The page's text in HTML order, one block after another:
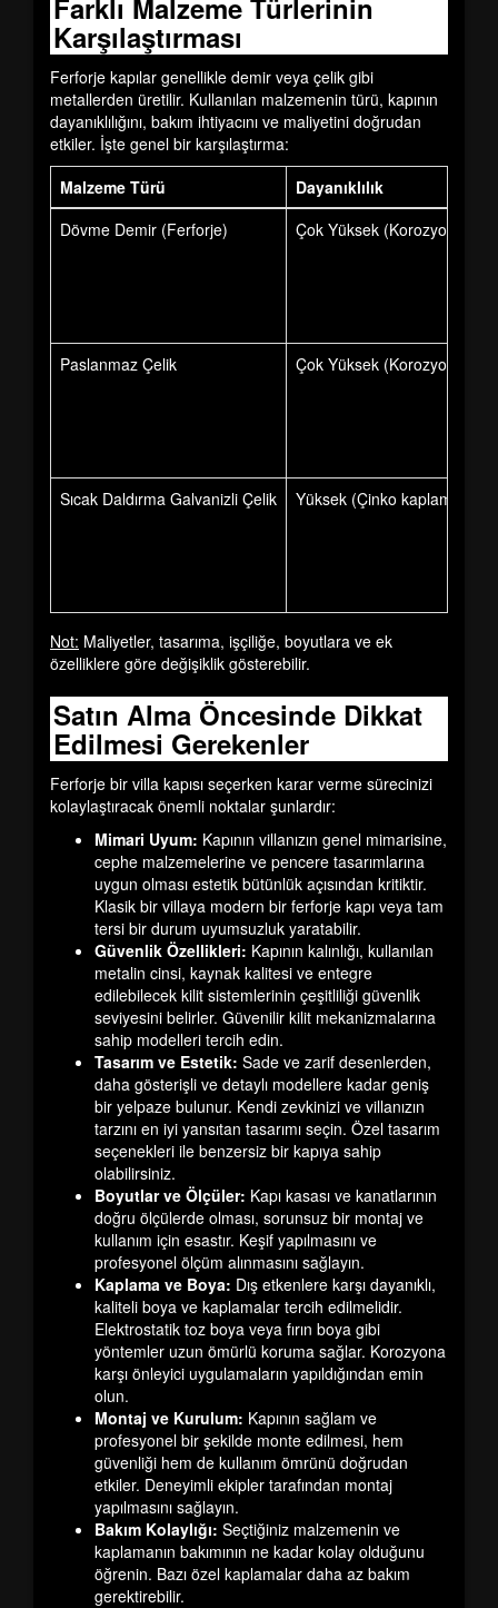
Farklı Malzeme Türlerinin
Karşılaştırması
Ferforje kapılar genellikle demir veya çelik gibi
metallerden üretilir. Kullanılan malzemenin türü, kapının
dayanıklılığını, bakım ihtiyacını ve maliyetini doğrudan
etkiler. İşte genel bir karşılaştırma:
Malzeme Türü
Dayanıklılık
Dövme Demir (Ferforje)
Çok Yüksek (Korozyona
Paslanmaz Çelik Çok Yüksek (Korozyona
Sıcak Daldırma Galvanizli Çelik Yüksek (Çinko kaplama
Not: Maliyetler, tasarıma, işçiliğe, boyutlara ve ek
özelliklere göre değişiklik gösterebilir.
Satın Alma Öncesinde Dikkat
Edilmesi Gerekenler
Ferforje bir villa kapısı seçerken karar verme sürecinizi
kolaylaştıracak önemli noktalar şunlardır:
Mimari Uyum: Kapının villanızın genel mimarisine,
cephe malzemelerine ve pencere tasarımlarına
uygun olması estetik bütünlük açısından kritiktir.
Klasik bir villaya modern bir ferforje kapı veya tam
tersi bir durum uyumsuzluk yaratabilir.
Güvenlik Özellikleri: Kapının kalınlığı, kullanılan
metalin cinsi, kaynak kalitesi ve entegre
edilebilecek kilit sistemlerinin çeşitliliği güvenlik
seviyesini belirler. Güvenilir kilit mekanizmalarına
sahip modelleri tercih edin.
Tasarım ve Estetik: Sade ve zarif desenlerden,
daha gösterişli ve detaylı modellere kadar geniş
bir yelpaze bulunur. Kendi zevkinizi ve villanızın
tarzını en iyi yansıtan tasarımı seçin. Özel tasarım
seçenekleri ile benzersiz bir kapıya sahip
olabilirsiniz.
Boyutlar ve Ölçüler: Kapı kasası ve kanatlarının
doğru ölçülerde olması, sorunsuz bir montaj ve
kullanım için esastır. Keşif yapılmasını ve
profesyonel ölçüm alınmasını sağlayın.
Kaplama ve Boya: Dış etkenlere karşı dayanıklı,
kaliteli boya ve kaplamalar tercih edilmelidir.
Elektrostatik toz boya veya fırın boya gibi
yöntemler uzun ömürlü koruma sağlar. Korozyona
karşı önleyici uygulamaların yapıldığından emin
olun.
Montaj ve Kurulum: Kapının sağlam ve
profesyonel bir şekilde monte edilmesi, hem
güvenliği hem de kullanım ömrünü doğrudan
etkiler. Deneyimli ekipler tarafından montaj
yapılmasını sağlayın.
Bakım Kolaylığı: Seçtiğiniz malzemenin ve
kaplamanın bakımının ne kadar kolay olduğunu
öğrenin. Bazı özel kaplamalar daha az bakım
gerektirebilir.